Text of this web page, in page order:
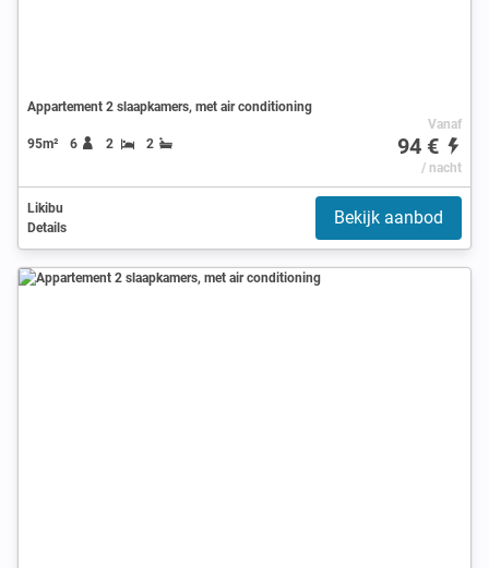
Appartement 2 slaapkamers, met air conditioning
95m² 6 2 2
Vanaf
94 €
/ nacht
Likibu
Details
Bekijk aanbod